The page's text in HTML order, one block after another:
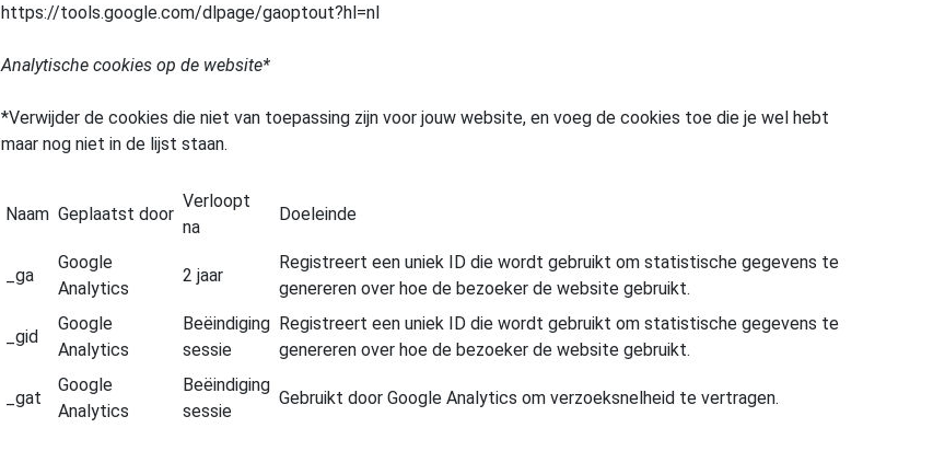
https://tools.google.com/dlpage/gaoptout?hl=nl
Analytische cookies op de website*
*Verwijder de cookies die niet van toepassing zijn voor jouw website, en voeg de cookies toe die je wel hebt
maar nog niet in de lijst staan.
Naam Geplaatst door
Verloopt
na
Doeleinde
_ga
Google
Analytics
2 jaar
Registreert een uniek ID die wordt gebruikt om statistische gegevens te
genereren over hoe de bezoeker de website gebruikt.
_gid
Google
Analytics
Beëindiging
sessie
Registreert een uniek ID die wordt gebruikt om statistische gegevens te
genereren over hoe de bezoeker de website gebruikt.
_gat
Google
Analytics
Beëindiging
sessie
Gebruikt door Google Analytics om verzoeksnelheid te vertragen.